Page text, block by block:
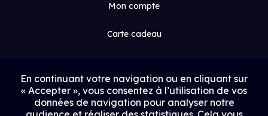
Mon compte
Carte cadeau
Espace médias
Contact
En continuant votre navigation ou en cliquant sur
« Accepter », vous consentez à l’utilisation de vos
données de navigation pour analyser notre